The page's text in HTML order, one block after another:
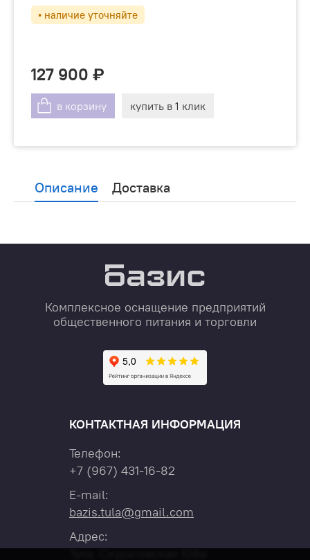
• наличие уточняйте
127 900
в корзину купить в 1 клик
Описание Доставка
Комплексное оснащение предприятий
общественного питания и торговли
КОНТАКТНАЯ ИНФОРМАЦИЯ
Телефон:
+7 (967) 431-16-82
E-mail:
bazis.tula@gmail.com
Адрес:
Тула, Скуратовская 108а